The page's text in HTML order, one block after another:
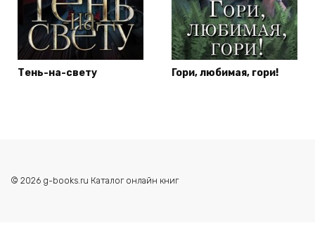
Тень-на-свету Гори, любимая, гори!
© 2026 g-books.ru Каталог онлайн книг